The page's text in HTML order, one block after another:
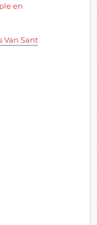
en
Van Sant